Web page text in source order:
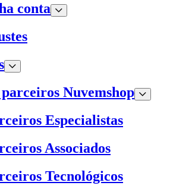
conta
Nuvemshop
Especialistas
Associados
Tecnológicos